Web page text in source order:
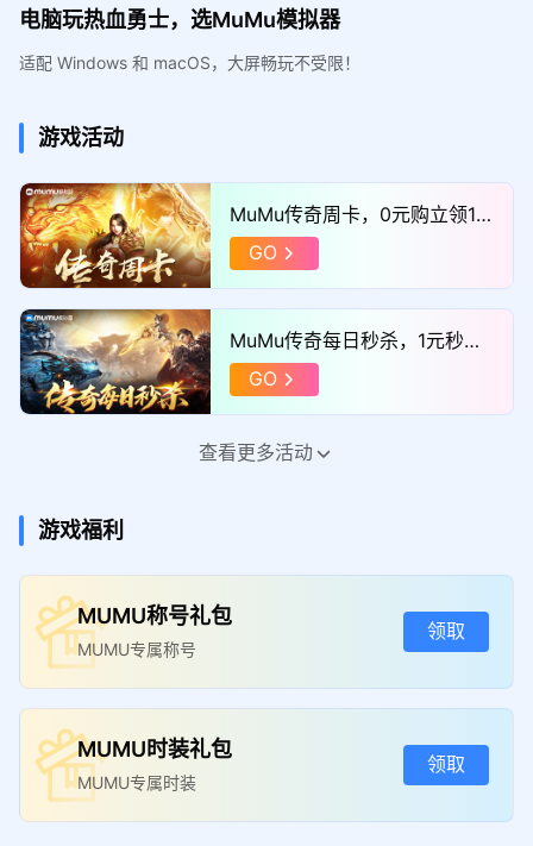
电脑玩热血勇士，选MuMu模拟器
适配 Windows 和 macOS，大屏畅玩不受限！
游戏活动
MuMu传奇周卡，0元购立领11
52满减券！
GO
MuMu传奇每日秒杀，1元秒巨
额满减券！
GO
MuMu传奇福利官，添加企微领
查看更多活动
游戏福利
MUMU称号礼包
MUMU专属称号
领取
MUMU时装礼包
MUMU专属时装
领取